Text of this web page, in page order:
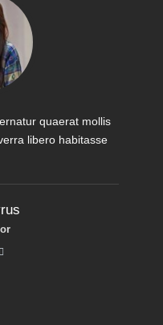
quaerat mollis
libero habitasse
